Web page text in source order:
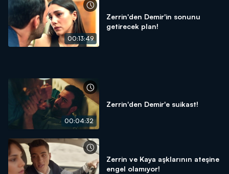
00:13:49
Zerrin'den Demir'in sonunu
getirecek plan!
00:04:32
Zerrin'den Demir'e suikast!
Zerrin ve Kaya aşklarının ateşine
engel olamıyor!